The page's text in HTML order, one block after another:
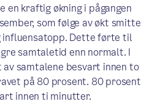
en kraftig økning i pågangen
som følge av økt smitte
influensatopp. Dette førte til
samtaletid enn normalt. I
samtalene besvart innen to
på 80 prosent. 80 prosent
innen ti minutter.